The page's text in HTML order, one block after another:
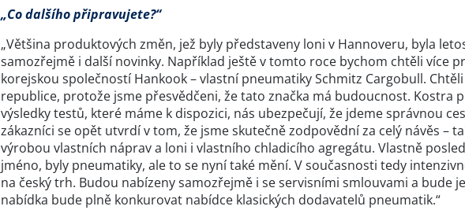
„Co dalšího připravujete?“
„Většina produktových změn, jež byly představeny loni v Hannoveru, byla
samozřejmě i další novinky. Například ještě v tomto roce bychom chtěli více
korejskou společností Hankook – vlastní pneumatiky Schmitz Cargobull.
republice, protože jsme přesvědčeni, že tato značka má budoucnost. Kostra
výsledky testů, které máme k dispozici, nás ubezpečují, že jdeme správnou
zákazníci se opět utvrdí v tom, že jsme skutečně zodpovědní za celý návěs –
výrobou vlastních náprav a loni i vlastního chladicího agregátu. Vlastně
jméno, byly pneumatiky, ale to se nyní také mění. V současnosti tedy
na český trh. Budou nabízeny samozřejmě i se servisními smlouvami a bude
nabídka bude plně konkurovat nabídce klasických dodavatelů pneumatik.“